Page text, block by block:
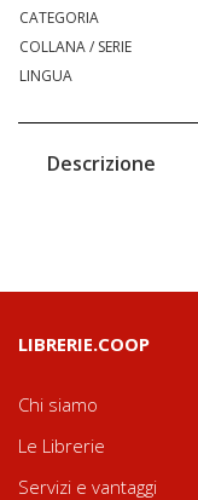
CATEGORIA
COLLANA / SERIE
LINGUA
Descrizione
LIBRERIE.COOP
Chi siamo
Le Librerie
Servizi e vantaggi